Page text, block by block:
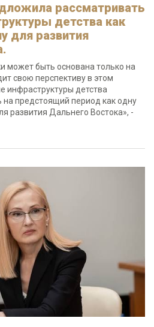
рассматривать
детства как
для развития
может быть основана только на
свою перспективу в этом
инфраструктуры детства
предстоящий период как одну
развития Дальнего Востока», -